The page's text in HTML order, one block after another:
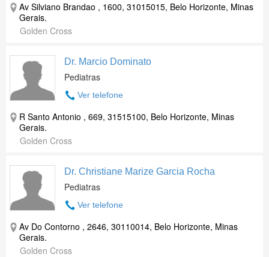
Av Silviano Brandao , 1600, 31015015, Belo Horizonte, Minas
Gerais.
Golden Cross
Dr. Marcio Dominato
Pediatras
Ver telefone
R Santo Antonio , 669, 31515100, Belo Horizonte, Minas
Gerais.
Golden Cross
Dr. Christiane Marize Garcia Rocha
Pediatras
Ver telefone
Av Do Contorno , 2646, 30110014, Belo Horizonte, Minas
Gerais.
Golden Cross